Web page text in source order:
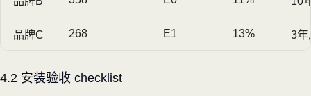
品牌C 268 E1 13% 3年
4.2 安装验收 checklist